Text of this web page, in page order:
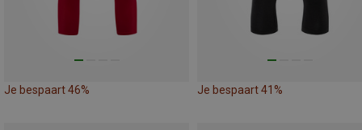
Je bespaart 46% Je bespaart 41%